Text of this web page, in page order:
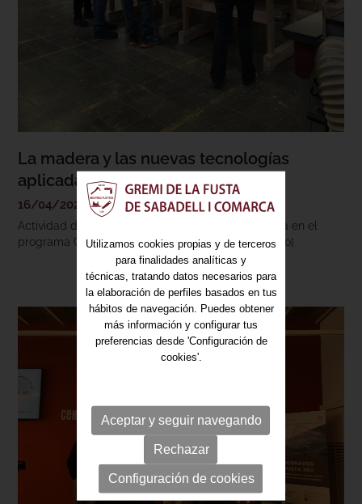
La madera y las nuevas tecnologías
aplicadas al oficio de carpintero
16/04/2026
Actividad dirigida a alumnos de la ESO enmarcada en el
programa Ciudad y Escuela. En esta edición...[+info]
Utilizamos cookies propias y de terceros
para finalidades analíticas y
técnicas, tratando datos necesarios para
la elaboración de perfiles basados en tus
hábitos de navegación. Puedes obtener
más información y configurar tus
preferencias desde 'Configuración de
cookies'.
Aceptar y seguir navegando
Rechazar
Configuración de cookies